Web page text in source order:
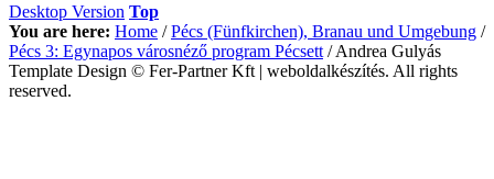
Desktop Version Top
You are here: Home /Pécs (Fünfkirchen), Branau und Umgebung /
Pécs 3: Egynapos városnéző program Pécsett /Andrea Gulyás
Template Design © Fer-Partner Kft | weboldalkészítés. All rights
reserved.